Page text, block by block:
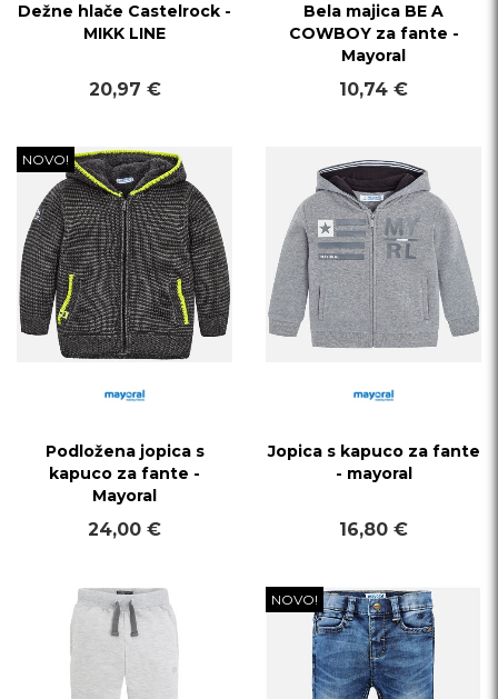
Dežne hlače Castelrock -
MIKK LINE
20,97 €
Bela majica BE A
COWBOY za fante -
Mayoral
10,74 €
NOVO!
Podložena jopica s
kapuco za fante -
Mayoral
24,00 €
Jopica s kapuco za fante
- mayoral
16,80 €
NOVO!